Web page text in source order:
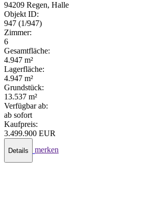
94209 Regen, Halle
Objekt ID:
947 (1/947)
Zimmer:
6
Gesamtfläche:
4.947 m²
Lagerfläche:
4.947 m²
Grundstück:
13.537 m²
Verfügbar ab:
ab sofort
Kaufpreis:
3.499.900 EUR
Details merken